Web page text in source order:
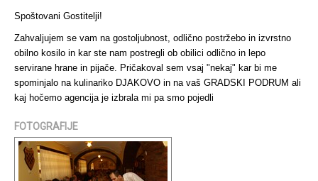
Spoštovani Gostitelji!
Zahvaljujem se vam na gostoljubnost, odlično postržebo in izvrstno
obilno kosilo in kar ste nam postregli ob obilici odlično in lepo
servirane hrane in pijače. Pričakoval sem vsaj "nekaj" kar bi me
spominjalo na kulinariko DJAKOVO in na vaš GRADSKI PODRUM ali
kaj hočemo agencija je izbrala mi pa smo pojedli
FOTOGRAFIJE